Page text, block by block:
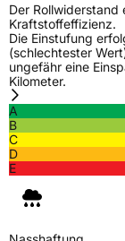
Der
Kraftstoffeffizienz.
Die Einstufung
(schlechtester
ungefähr eine
Kilometer.
A
B
C
D
E